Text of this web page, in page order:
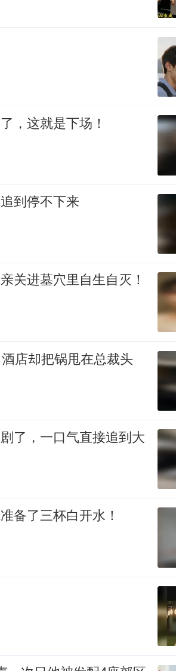
，这就是下场！
到停不下来
关进墓穴里自生自灭！
店却把锅甩在总裁头
了，一口气直接追到大
备了三杯白开水！